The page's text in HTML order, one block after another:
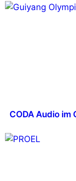
CODA Audio